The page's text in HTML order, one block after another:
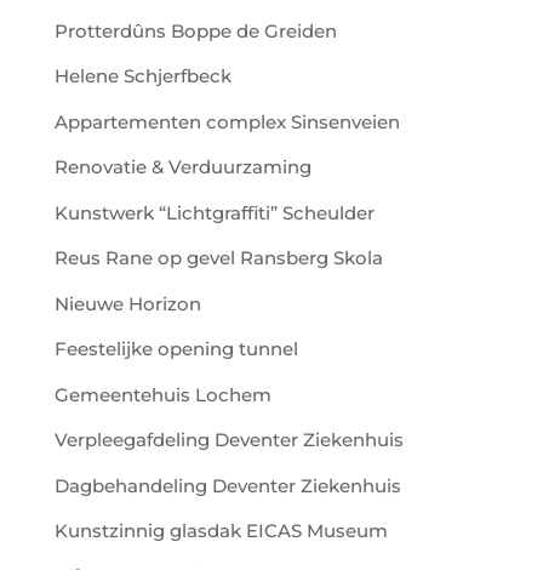
Protterdûns Boppe de Greiden
Helene Schjerfbeck
Appartementen complex Sinsenveien
Renovatie & Verduurzaming
Kunstwerk “Lichtgraffiti” Scheulder
Reus Rane op gevel Ransberg Skola
Nieuwe Horizon
Feestelijke opening tunnel
Gemeentehuis Lochem
Verpleegafdeling Deventer Ziekenhuis
Dagbehandeling Deventer Ziekenhuis
Kunstzinnig glasdak EICAS Museum